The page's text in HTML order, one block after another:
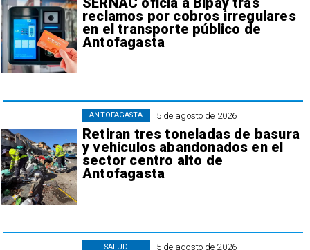
reclamos por cobros irregulares
en el transporte público de
Antofagasta
5 de agosto de 2026
Retiran tres toneladas de basura
y vehículos abandonados en el
sector centro alto de
Antofagasta
ANTOFAGASTA
5 de agosto de 2026
SALUD